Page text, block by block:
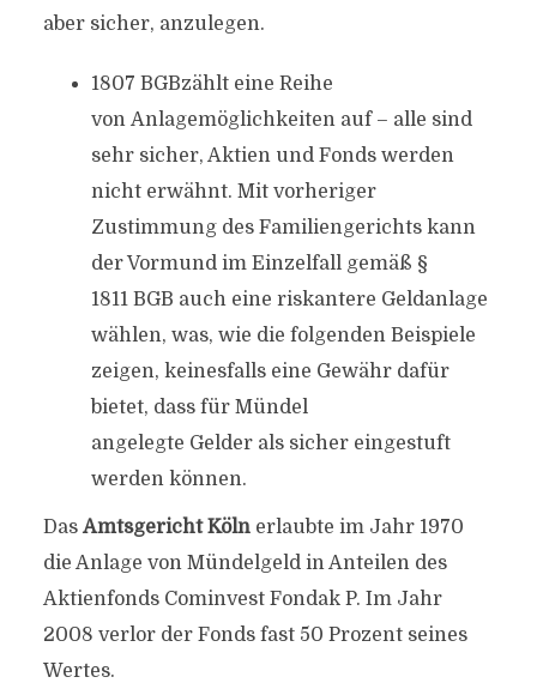
aber sicher, anzulegen.
1807 BGBzählt eine Reihe
von Anlagemöglichkeiten auf – alle sind
sehr sicher, Aktien und Fonds werden
nicht erwähnt. Mit vorheriger
Zustimmung des Familiengerichts kann
der Vormund im Einzelfall gemäß §
1811 BGB auch eine riskantere Geldanlage
wählen, was, wie die folgenden Beispiele
zeigen, keinesfalls eine Gewähr dafür
bietet, dass für Mündel
angelegte Gelder als sicher eingestuft
werden können.
Das Amtsgericht Kölnerlaubte im Jahr 1970
die Anlage von Mündelgeld in Anteilen des
Aktienfonds Cominvest Fondak P. Im Jahr
2008 verlor der Fonds fast 50 Prozent seines
Wertes.